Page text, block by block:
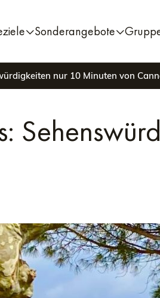
Sonderangebote
nur 10 Minuten von